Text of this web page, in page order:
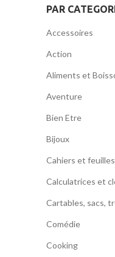
PAR
Accessoires
Action
Aliments et
Aventure
Bien Etre
Bijoux
Cahiers et feuilles
Calculatrices et
Cartables, sacs,
Comédie
Cooking